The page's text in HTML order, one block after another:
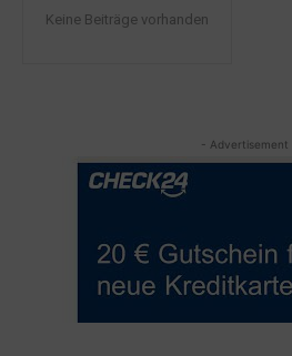
Keine Beiträge vorhanden
- Advertisement -